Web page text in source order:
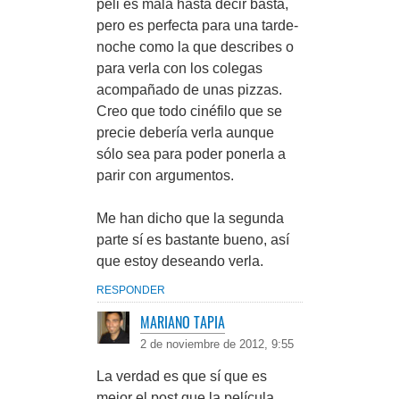
peli es mala hasta decir basta,
pero es perfecta para una tarde-
noche como la que describes o
para verla con los colegas
acompañado de unas pizzas.
Creo que todo cinéfilo que se
precie debería verla aunque
sólo sea para poder ponerla a
parir con argumentos.
Me han dicho que la segunda
parte sí es bastante bueno, así
que estoy deseando verla.
RESPONDER
MARIANO TAPIA
2 de noviembre de 2012, 9:55
La verdad es que sí que es